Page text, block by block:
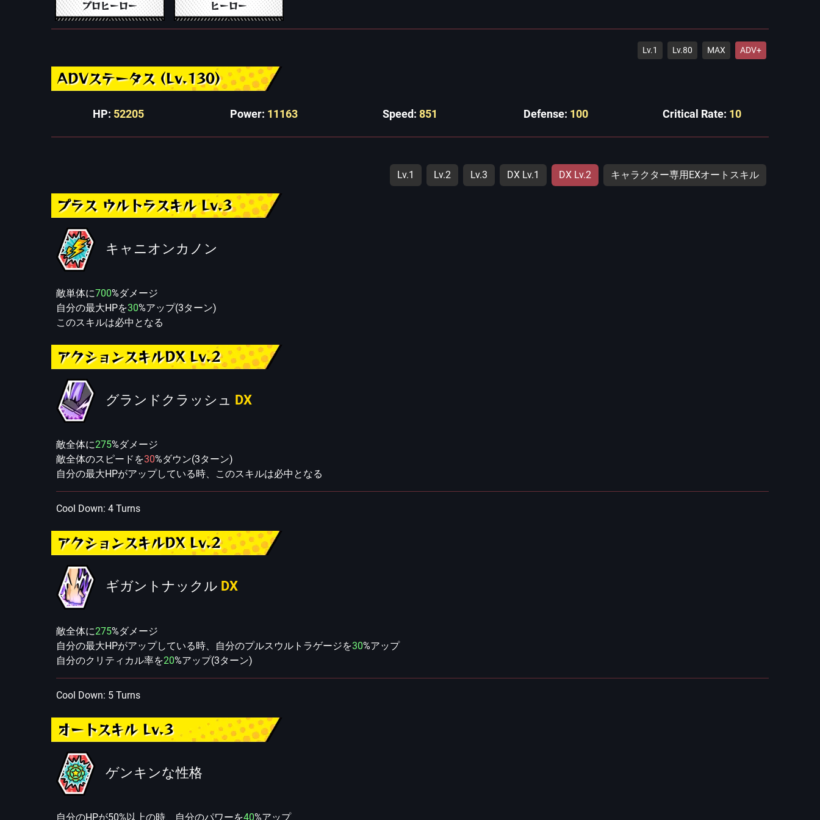
プロヒーロー ヒーロー
Lv.1 Lv.80 MAX ADV+
ADVステータス (Lv.130)
HP: 52205 Power: 11163 Speed: 851 Defense: 100 Critical Rate: 10
Lv.1 Lv.2 Lv.3 DX Lv.1 DX Lv.2 キャラクター専用EXオートスキル
プラス ウルトラスキル Lv.3
キャニオンカノン
敵単体に700%ダメージ
自分の最大HPを30%アップ(3ターン)
このスキルは必中となる
アクションスキルDX Lv.2
グランドクラッシュ DX
敵全体に275%ダメージ
敵全体のスピードを30%ダウン(3ターン)
自分の最大HPがアップしている時、このスキルは必中となる
Cool Down: 4 Turns
アクションスキルDX Lv.2
ギガントナックル DX
敵全体に275%ダメージ
自分の最大HPがアップしている時、自分のプルスウルトラゲージを30%アップ
自分のクリティカル率を20%アップ(3ターン)
Cool Down: 5 Turns
オートスキル Lv.3
ゲンキンな性格
自分のHPが50%以上の時、自分のパワーを40%アップ